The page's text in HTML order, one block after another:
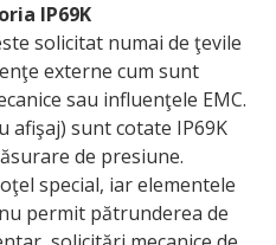
IP69K
solicitat numai de ţevile
externe cum sunt
sau influenţele EMC.
afişaj) sunt cotate IP69K
de presiune.
special, iar elementele
permit pătrunderea de